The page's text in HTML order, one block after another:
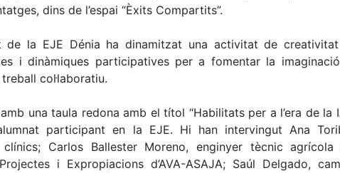
dins de l’espai “Èxits Compartits”.
de la EJE Dénia ha dinamitzat una activitat de
i dinàmiques participatives per a fomentar la
col·laboratiu.
una taula redona amb el títol “Habilitats per a l’era de la
participant en la EJE. Hi han intervingut Ana
clínics; Carlos Ballester Moreno, enginyer tècnic agrícola
i Expropiacions d’AVA-ASAJA; Saúl Delgado,